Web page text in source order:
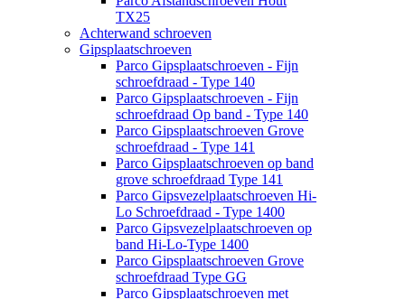
TX25
Achterwand schroeven
Gipsplaatschroeven
Parco Gipsplaatschroeven - Fijn
schroefdraad - Type 140
Parco Gipsplaatschroeven - Fijn
schroefdraad Op band - Type 140
Parco Gipsplaatschroeven Grove
schroefdraad - Type 141
Parco Gipsplaatschroeven op band
grove schroefdraad Type 141
Parco Gipsvezelplaatschroeven Hi-
Lo Schroefdraad - Type 1400
Parco Gipsvezelplaatschroeven op
band Hi-Lo-Type 1400
Parco Gipsplaatschroeven Grove
schroefdraad Type GG
Parco Gipsplaatschroeven met